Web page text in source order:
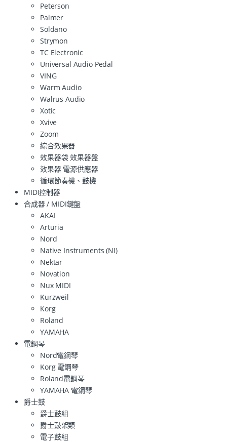
Peterson
Palmer
Soldano
Strymon
TC Electronic
Universal Audio Pedal
VING
Warm Audio
Walrus Audio
Xotic
Xvive
Zoom
綜合效果器
效果器袋 效果器盤
效果器 電源供應器
循環節奏機、鼓機
MIDI控制器
合成器 / MIDI鍵盤
AKAI
Arturia
Nord
Native Instruments (NI)
Nektar
Novation
Nux MIDI
Kurzweil
Korg
Roland
YAMAHA
電鋼琴
Nord電鋼琴
Korg 電鋼琴
Roland電鋼琴
YAMAHA 電鋼琴
爵士鼓
爵士鼓組
爵士鼓架類
電子鼓組